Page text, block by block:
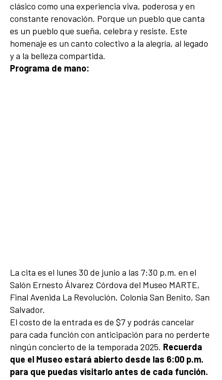
clásico como una experiencia viva, poderosa y en
constante renovación. Porque un pueblo que canta
es un pueblo que sueña, celebra y resiste. Este
homenaje es un canto colectivo a la alegría, al legado
y a la belleza compartida.
Programa de mano:
La cita es el lunes 30 de junio a las 7:30 p.m. en el
Salón Ernesto Álvarez Córdova del Museo MARTE,
Final Avenida La Revolución, Colonia San Benito, San
Salvador.
El costo de la entrada es de $7 y podrás cancelar
para cada función con anticipación para no perderte
ningún concierto de la temporada 2025. Recuerda
que el Museo estará abierto desde las 6:00 p.m.
para que puedas visitarlo antes de cada función.